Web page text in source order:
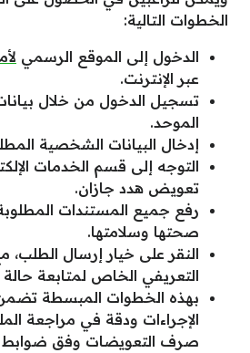
الخطوات التالية:
الدخول إلى الموقع الرسمي
عبر الإنترنت.
تسجيل الدخول من خلال بيانات
الموحد.
إدخال البيانات الشخصية
التوجه إلى قسم الخدمات
تعويض هدد جازان.
رفع جميع المستندات
صحتها وسلامتها.
النقر على خيار إرسال الطلب،
التعريفي الخاص لمتابعة حالة
بهذه الخطوات المبسطة
الإجراءات ودقة في مراجعة
صرف التعويضات وفق